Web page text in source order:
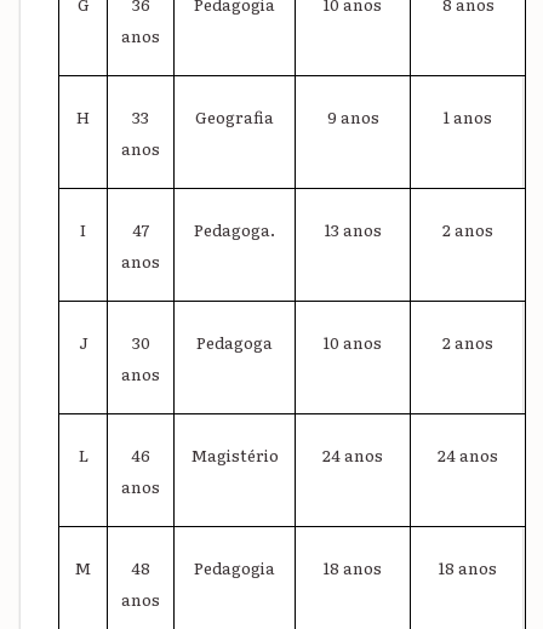
anos
H
33
anos
Geografia 9 anos 1 anos
I
47
anos
Pedagoga. 13 anos 2 anos
J
30
anos
Pedagoga 10 anos 2 anos
L
46
anos
Magistério 24 anos 24 anos
M
48
anos
Pedagogia 18 anos 18 anos